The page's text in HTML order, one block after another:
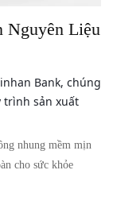
Nguyên Liệu
Bank, chúng
trình sản xuất
nhung mềm mịn
cho sức khỏe